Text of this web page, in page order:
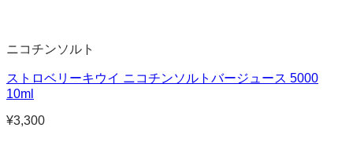
ニコチンソルト
ストロベリーキウイ ニコチンソルトバージュース 5000
10ml
¥3,300